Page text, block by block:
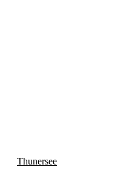
Thunersee